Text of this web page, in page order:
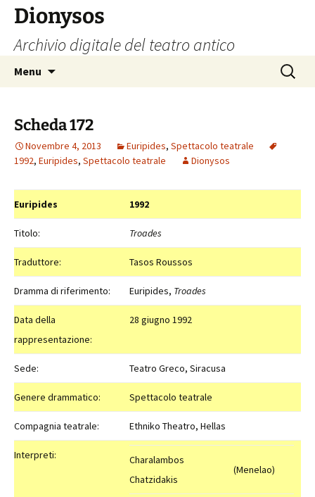
contenuto
Dionysos
Archivio digitale del teatro antico
Menu
Ricerca
per:
Scheda 172
Novembre 4, 2013 Euripides, Spettacolo teatrale
1992, Euripides, Spettacolo teatrale Dionysos
Euripides 1992
Titolo: Troades
Traduttore: Tasos Roussos
Dramma di riferimento: Euripides, Troades
Data della
rappresentazione:
28 giugno 1992
Sede: Teatro Greco, Siracusa
Genere drammatico: Spettacolo teatrale
Compagnia teatrale: Ethniko Theatro, Hellas
Interpreti:
Charalambos
Chatzidakis
(Menelao)